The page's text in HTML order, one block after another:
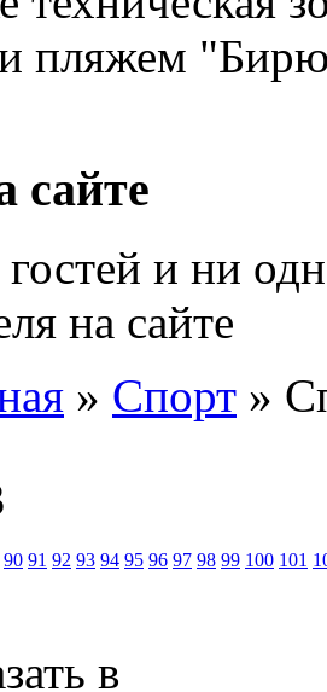
и пляжем
сайте
и ни
на сайте
» Спорт »
90 91 92 93 94 95 96 97 98 99 100 101